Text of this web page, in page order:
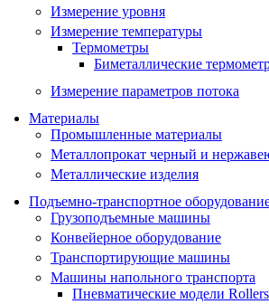
Измерение уровня
Измерение температуры
Термометры
Биметаллические
Измерение параметров потока
Материалы
Промышленные материалы
Металлопрокат черный и
Металлические изделия
Подъемно-транспортное
Грузоподъемные машины
Конвейерное оборудование
Транспортирующие машины
Машины напольного транспорта
Пневматические модели Rollers